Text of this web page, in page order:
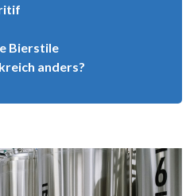
Bierstile
anders?